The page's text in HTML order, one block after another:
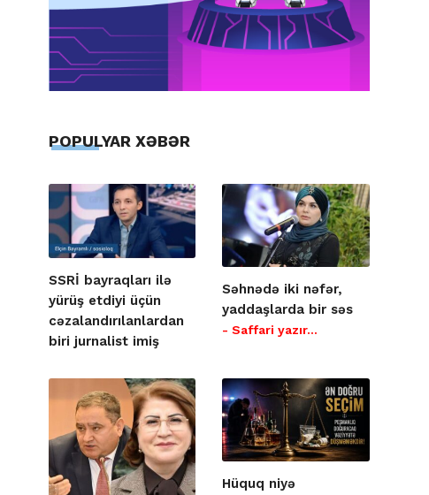
POPULYAR XƏBƏR
SSRİ bayraqları ilə
yürüş etdiyi üçün
cəzalandırılanlardan
biri jurnalist imiş
Səhnədə iki nəfər,
yaddaşlarda bir səs
- Saffari yazır…
Hüquq niyə